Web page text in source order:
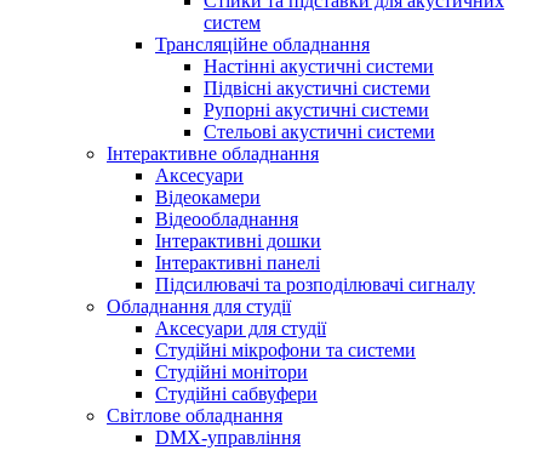
систем
Трансляційне обладнання
Настінні акустичні системи
Підвісні акустичні системи
Рупорні акустичні системи
Стельові акустичні системи
Інтерактивне обладнання
Аксесуари
Відеокамери
Відеообладнання
Інтерактивні дошки
Інтерактивні панелі
Підсилювачі та розподілювачі сигналу
Обладнання для студії
Аксесуари для студії
Студійні мікрофони та системи
Студійні монітори
Студійні сабвуфери
Світлове обладнання
DMX-управління